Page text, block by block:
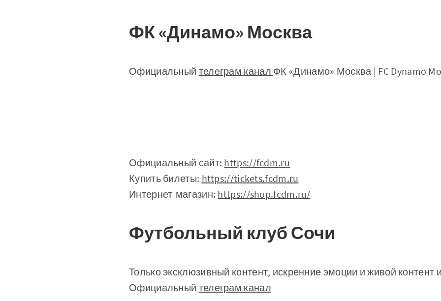
ФК «Динамо» Москва
Официальный телеграм канал ФК «Динамо» Москва | FC Dynamo
Официальный сайт: https://fcdm.ru
Купить билеты: https://tickets.fcdm.ru
Интернет-магазин: https://shop.fcdm.ru/
Футбольный клуб Сочи
Только эксклюзивный контент, искренние эмоции и живой контент
Официальный телеграм канал